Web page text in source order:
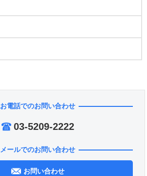
お電話でのお問い合わせ
03-5209-2222
メールでのお問い合わせ
お問い合わせ